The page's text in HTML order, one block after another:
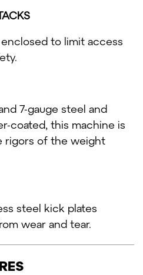
to limit access
7-gauge steel and
coated, this machine is
rigors of the weight
steel kick plates
wear and tear.